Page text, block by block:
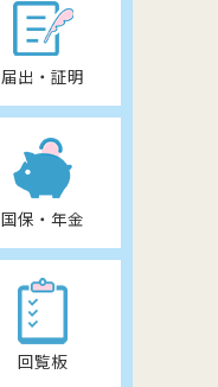
届出・証明
国保・年金
回覧板